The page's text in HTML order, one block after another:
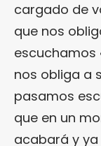
cargado de
que nos
escuchamos
nos obliga a
pasamos
que en un
acabará y